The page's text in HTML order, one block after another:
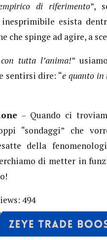
di riferimento”,
inesprimibile esista
che spinge ad agire, a
tutta l’anima!”
sentirsi dire: “e quanto in
– Quando ci
“sondaggi” che
della
di metter in
494